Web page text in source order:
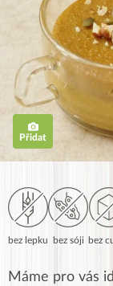
Přidat
bez lepku bez sóji bez
Máme pro vás